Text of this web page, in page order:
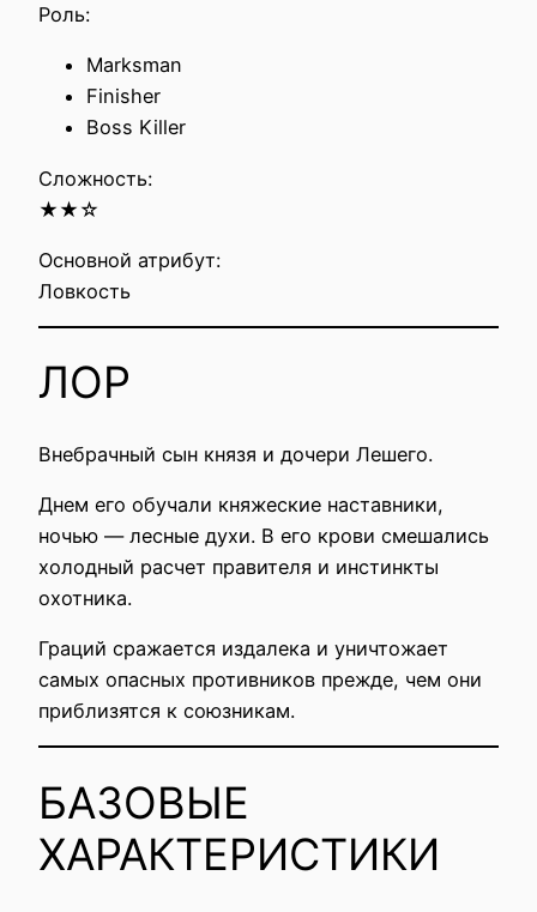
Роль:
Marksman
Finisher
Boss Killer
Сложность:
★★☆
Основной атрибут:
Ловкость
ЛОР
Внебрачный сын князя и дочери Лешего.
Днем его обучали княжеские наставники,
ночью — лесные духи. В его крови смешались
холодный расчет правителя и инстинкты
охотника.
Граций сражается издалека и уничтожает
самых опасных противников прежде, чем они
приблизятся к союзникам.
БАЗОВЫЕ
ХАРАКТЕРИСТИКИ